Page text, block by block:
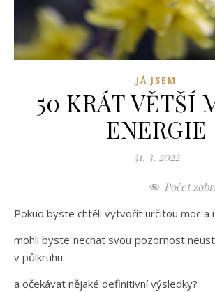
JÁ JSEM
50 KRÁT VĚTŠÍ
ENERGIE
31. 3. 2022
Počet
Pokud byste chtěli vytvořit určitou moc a
mohli byste nechat svou pozornost
v půlkruhu
a očekávat nějaké definitivní výsledky?